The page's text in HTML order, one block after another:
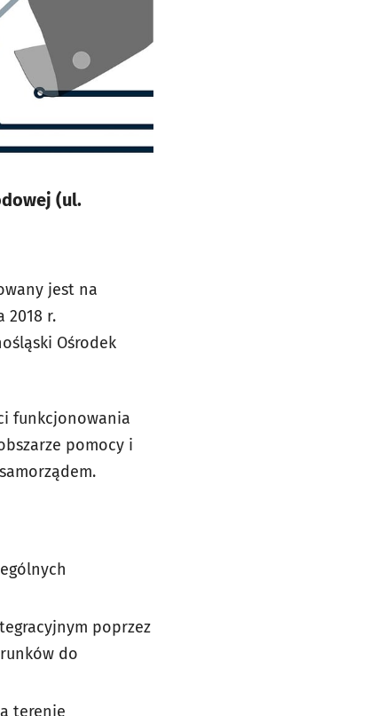
(ul.
jest na
2018 r.
Ośrodek
funkcjonowania
pomocy i
poprzez
do
terenie